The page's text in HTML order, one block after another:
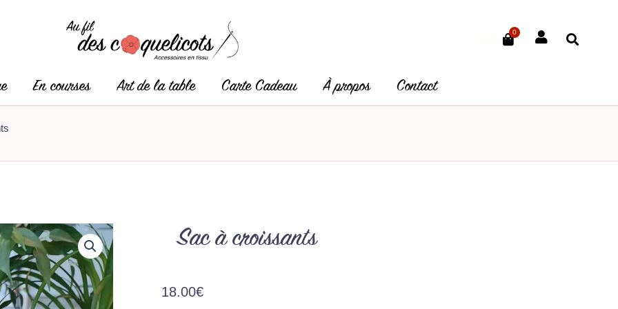
€
0
Panier
En courses Art de la table Carte Cadeau À propos Contact
Sac à croissants
18.00€